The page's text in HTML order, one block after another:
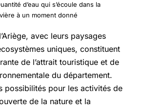
d’eau qui s’écoule dans la
à un moment donné
avec leurs paysages
uniques, constituent
de l’attrait touristique et de
du département.
possibilités pour les activités de
de la nature et la